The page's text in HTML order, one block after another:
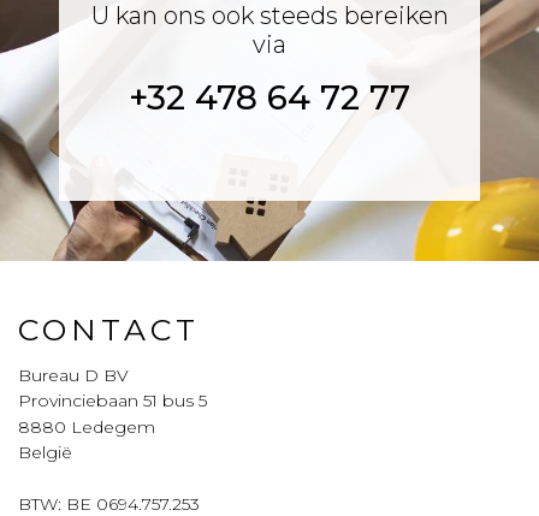
U kan ons ook steeds bereiken
via
+32 478 64 72 77
CONTACT
Bureau D BV
Provinciebaan 51 bus 5
8880 Ledegem
België
BTW: BE 0694.757.253